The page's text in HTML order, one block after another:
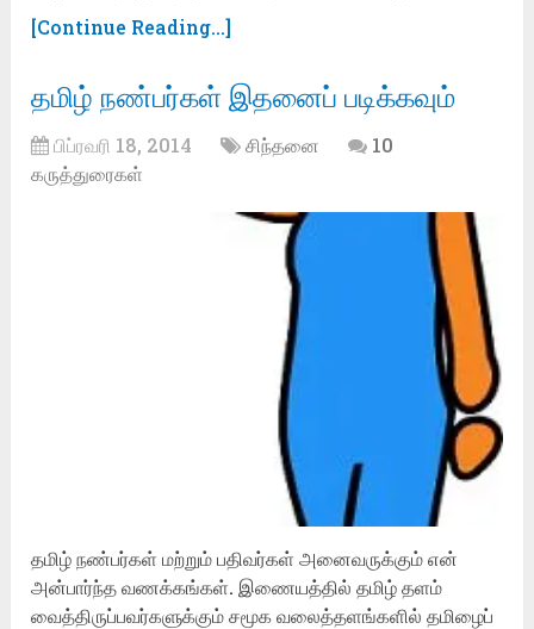
[Continue Reading...]
தமிழ் நண்பர்கள் இதனைப் படிக்கவும்
பிப்ரவரி 18, 2014 சிந்தனை
10
கருத்துரைகள்
தமிழ் நண்பர்கள் மற்றும் பதிவர்கள் அனைவருக்கும் என்
அன்பார்ந்த வணக்கங்கள். இணையத்தில் தமிழ் தளம்
வைத்திருப்பவர்களுக்கும் சமூக வலைத்தளங்களில் தமிழைப்